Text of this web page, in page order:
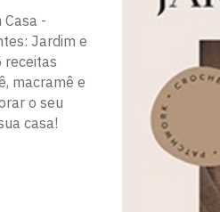
-
Jardim e
receitas
macramê e
o seu
casa!